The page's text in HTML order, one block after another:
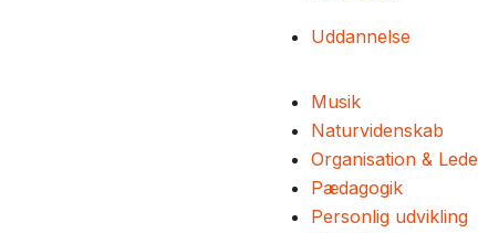
Uddannelse
Musik
Naturvidenskab
Organisation &
Pædagogik
Personlig udvikling